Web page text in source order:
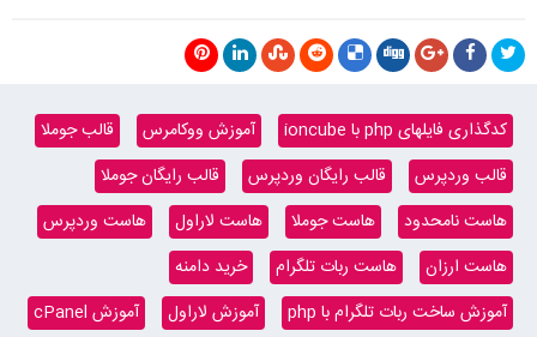
کدگذاری فایلهای php با ioncube آموزش ووکامرس
قالب جوملا
قالب وردپرس
قالب رایگان وردپرس
قالب رایگان جوملا
هاست نامحدود
هاست جوملا هاست لاراول
هاست وردپرس
هاست ارزان
هاست ربات تلگرام
خرید دامنه
آموزش ساخت ربات تلگرام با php
آموزش لاراول آموزش cPanel